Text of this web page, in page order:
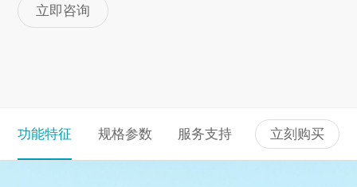
立即咨询
功能特征 规格参数 服务支持 立刻购买